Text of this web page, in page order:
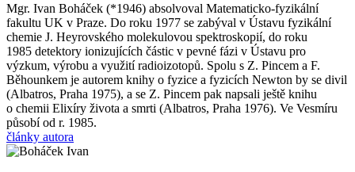
Mgr. Ivan Boháček (*1946) absolvoval Matematicko-fyzikální
fakultu UK v Praze. Do roku 1977 se zabýval v Ústavu fyzikální
chemie J. Heyrovského molekulovou spektroskopií, do roku
1985 detektory ionizujících částic v pevné fázi v Ústavu pro
výzkum, výrobu a využití radioizotopů. Spolu s Z. Pincem a F.
Běhounkem je autorem knihy o fyzice a fyzicích Newton by se divil
(Albatros, Praha 1975), a se Z. Pincem pak napsali ještě knihu
o chemii Elixíry života a smrti (Albatros, Praha 1976). Ve Vesmíru
působí od r. 1985.
články autora